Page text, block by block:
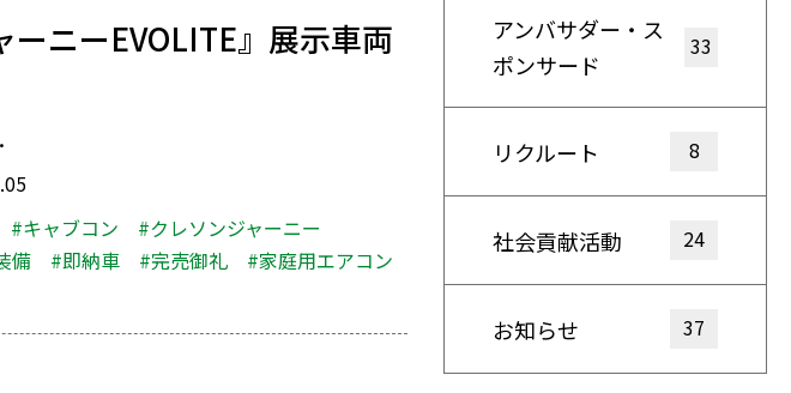
ニーEVOLITE』展示車両
#キャブコン
#クレソンジャーニー
備 #即納車 #完売御礼
#家庭用エアコン
アンバサダー・ス
ポンサード
33
リクルート 8
社会貢献活動 24
お知らせ 37